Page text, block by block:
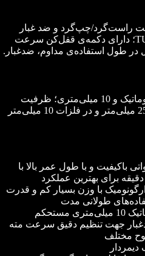
راست‌گرد/چپ‌گرد و ضد غبار
مطابق با استاندارد TUV؛ دارای دکمه‌ی قفل‌کن سرعت
در طول استفاده‌ی مداوم، ضدغبار.
سه نظام مستحکم، اتوماتیک و 10 میلی‌متری؛ ظرفیت
سوراخ‌کاری در چوب 25 میلی‌متر و در فلزات 10 میلی‌متر
قدرتمند 420 واتی باکیفیت و با طول عمر بالا با
با وزن بسیار کم و قدرت
طولانی مدت
جهت تنظیم دقیق سرعت مته
مختلف
دیمردار